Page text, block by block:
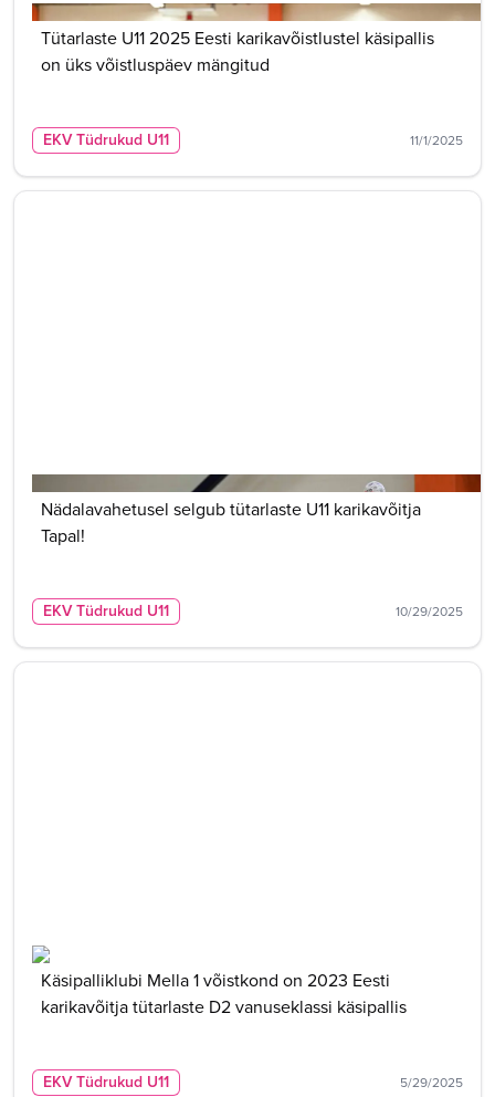
Tütarlaste U11 2025 Eesti karikavõistlustel käsipallis
on üks võistluspäev mängitud
EKV Tüdrukud U11 11/1/2025
Nädalavahetusel selgub tütarlaste U11 karikavõitja
Tapal!
EKV Tüdrukud U11 10/29/2025
Käsipalliklubi Mella 1 võistkond on 2023 Eesti
karikavõitja tütarlaste D2 vanuseklassi käsipallis
EKV Tüdrukud U11 5/29/2025